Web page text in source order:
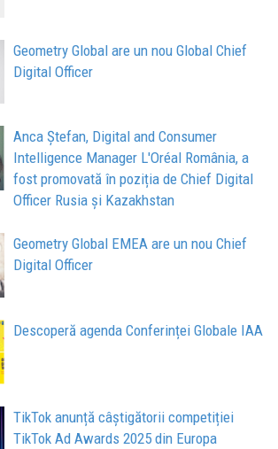
Geometry Global are un nou Global Chief
Digital Officer
Anca Ștefan, Digital and Consumer
Intelligence Manager L'Oréal România, a
fost promovată în poziția de Chief Digital
Officer Rusia și Kazakhstan
Geometry Global EMEA are un nou Chief
Digital Officer
Descoperă agenda Conferinței Globale IAA
TikTok anunță câștigătorii competiției
TikTok Ad Awards 2025 din Europa